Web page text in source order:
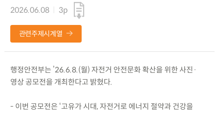
2026.06.08
3p
관련주제시계열
행정안전부는 ’26.6.8.(월) 자전거 안전문화 확산을 위한 사진·
영상 공모전을 개최한다고 밝혔다.
- 이번 공모전은 ‘고유가 시대, 자전거로 에너지 절약과 건강을